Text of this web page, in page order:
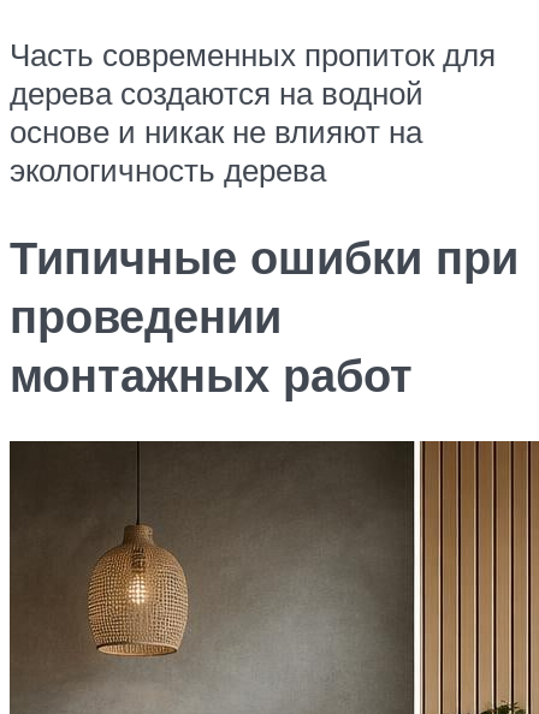
Часть современных пропиток для
дерева создаются на водной
основе и никак не влияют на
экологичность дерева
Типичные ошибки при
проведении
монтажных работ